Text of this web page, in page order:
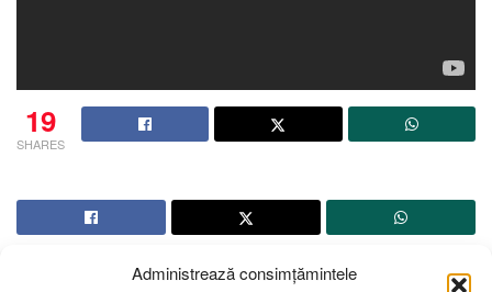
Administrează consimțămintele
19
SHARES